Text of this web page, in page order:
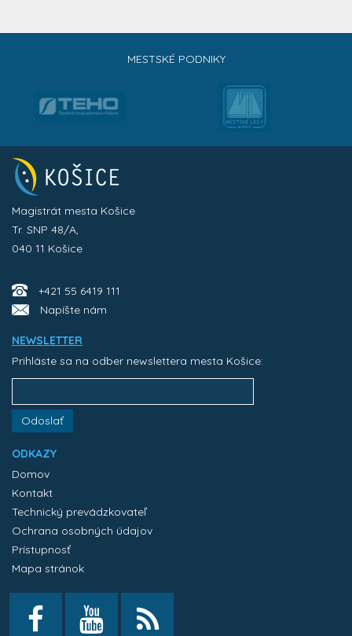
MESTSKÉ PODNIKY
Magistrát mesta Košice
Tr. SNP 48/A,
040 11 Košice
+421 55 6419 111
Napíšte nám
NEWSLETTER
Prihláste sa na odber newslettera mesta Košice:
Odoslať
ODKAZY
Domov
Kontakt
Technický prevádzkovateľ
Ochrana osobných údajov
Prístupnosť
Mapa stránok